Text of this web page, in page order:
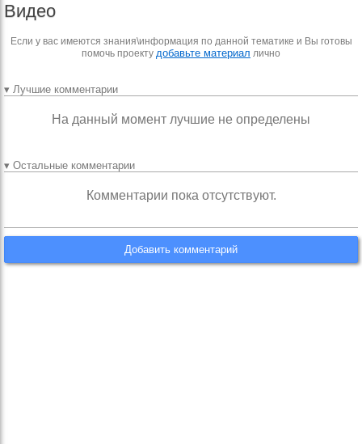
Видео
Если у вас имеются знания\информация по данной тематике и Вы готовы
помочь проекту добавьте материал лично
▾ Лучшие комментарии
На данный момент лучшие не определены
▾ Остальные комментарии
Комментарии пока отсутствуют.
Добавить комментарий